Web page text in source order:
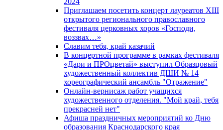
Приглашаем посетить концерт лауреатов XIII
открытого регионального православного
фестиваля церковных хоров «Господи,
воззвах…»
Славим тебя, край казачий
В концертной программе в рамках фестиваля
«Дари и ПРОцветай» выступил Образцовый
художественный коллектив ДШИ № 14
хореографический ансамбль "Отражение"
Онлайн-вернисаж работ учащихся
художественного отделения. "Мой край, тебя
прекрасней нет"
Афиша праздничных мероприятий ко Дню
образования Краснодарского края